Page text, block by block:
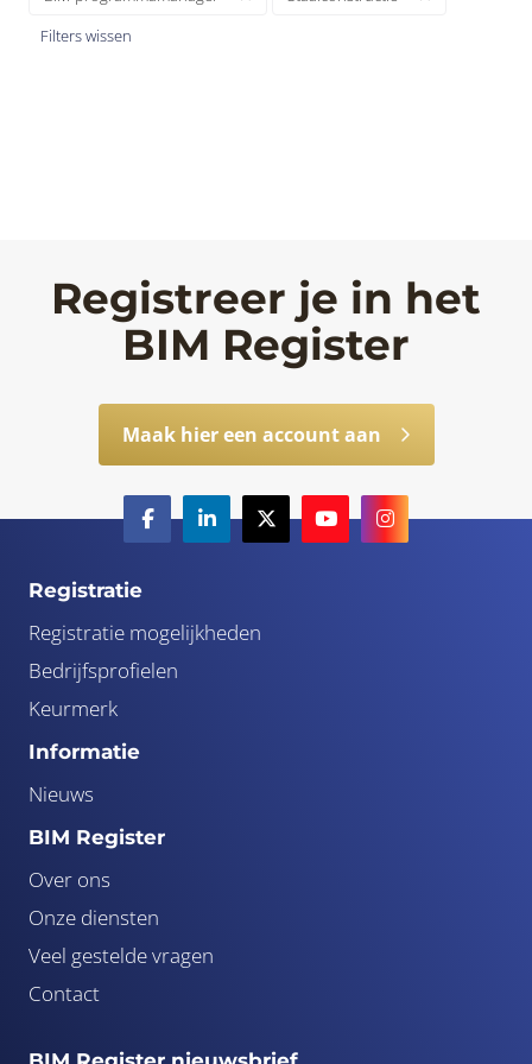
Filters wissen
Registreer je in het
BIM Register
Maak hier een account aan
Registratie
Registratie mogelijkheden
Bedrijfsprofielen
Keurmerk
Informatie
Nieuws
BIM Register
Over ons
Onze diensten
Veel gestelde vragen
Contact